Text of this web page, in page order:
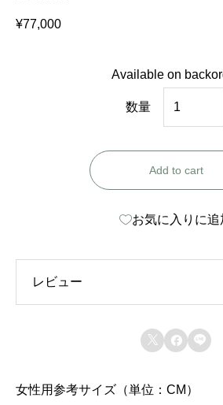
¥77,000
Available on
三
喜
穂
菜
選
ド
レ
数量
Add to cart
お気に入りに追
レビュー
レビュー投稿には、会員登録
会員登録する
上に表示された文字を入力し
  
女性用参考サイズ（単位：CM）